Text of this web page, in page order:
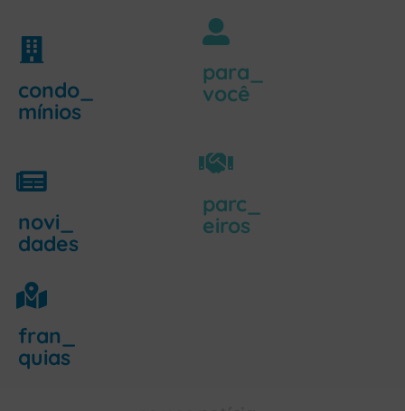
condo_
mínios
para_
você
novi_
dades
parc_
eiros
fran_
quias